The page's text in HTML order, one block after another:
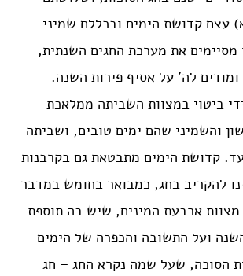
עצם קדושת הימים ובכללם שמיני
את מערכת החגים השנתית,
לה’ על אסיף פירות השנה.
ביטוי במצוות השביתה ממלאכת
והשמיני שהם ימים טובים, ושביתה
קדושת הימים מתבטאת גם בקרבנות
להקריב בחג, כמבואר בחומש במדבר
ארבעת המינים, שיש בה תוספת
ועל התשובה והכפרה של הימים
הסוכה, שעל שמה נקרא החג – חג